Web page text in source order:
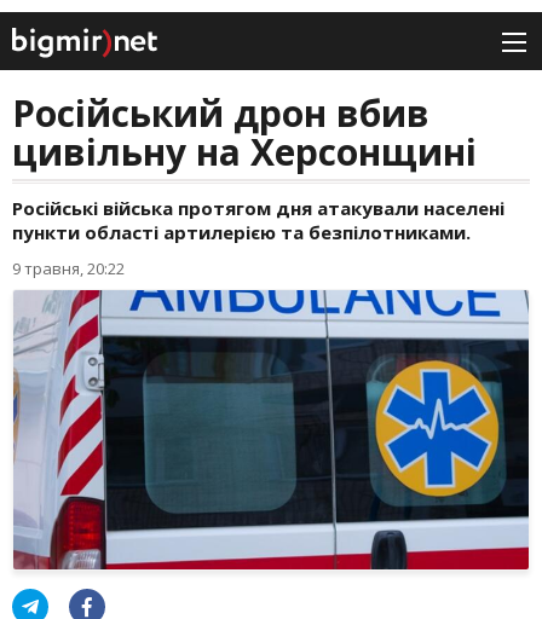
Російський дрон вбив
цивільну на Херсонщині
Російські війська протягом дня атакували населені
пункти області артилерією та безпілотниками.
9 травня, 20:22